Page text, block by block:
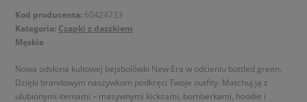
Kod producenta: 60424733
Kategoria: Czapki z daszkiem
Męskie
Nowa odsłona kultowej bejsbolówki New Era w odcieniu bottled green.
Dzięki brandowym naszywkom podkręci Twoje outfity. Matchuj ją z
ulubionymi itemami – masywnymi kicksami, bomberkami, hoodie i